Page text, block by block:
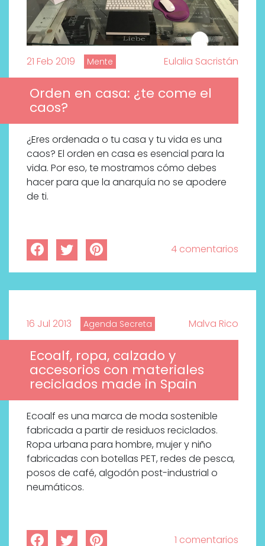
21 Feb 2019 Mente Eulalia Sacristán
Orden en casa: ¿te come el
caos?
¿Eres ordenada o tu casa y tu vida es una
caos? El orden en casa es esencial para la
vida. Por eso, te mostramos cómo debes
hacer para que la anarquía no se apodere
de ti.
4 comentarios
16 Jul 2013 Agenda Secreta Malva Rico
Ecoalf, ropa, calzado y
accesorios con materiales
reciclados made in Spain
Ecoalf es una marca de moda sostenible
fabricada a partir de residuos reciclados.
Ropa urbana para hombre, mujer y niño
fabricadas con botellas PET, redes de pesca,
posos de café, algodón post-industrial o
neumáticos.
1 comentarios